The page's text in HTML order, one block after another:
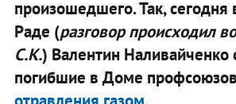
произошедшего. Так, сегодня
Раде (разговор происходил
С.К.) Валентин Наливайченко
погибшие в Доме профсоюзов